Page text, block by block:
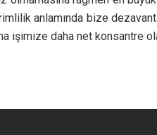
anlamında bize
işimize daha net konsantre